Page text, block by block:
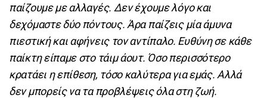
παίζουμε με αλλαγές. Δεν έχουμε λόγο και
δεχόμαστε δύο πόντους. Άρα παίζεις μία άμυνα
πιεστική και αφήνεις τον αντίπαλο. Ευθύνη σε κάθε
παίκτη είπαμε στο τάιμ άουτ. Όσο περισσότερο
κρατάει η επίθεση, τόσο καλύτερα για εμάς. Αλλά
δεν μπορείς να τα προβλέψεις όλα στη ζωή.